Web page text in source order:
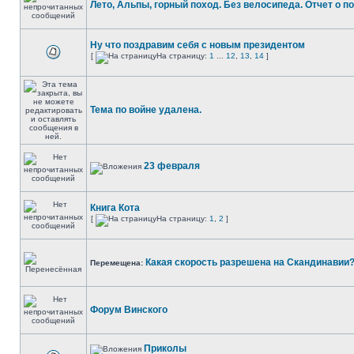
Лето, Альпы, горный поход. Без велосипеда. Отчет о
Ну что поздравим себя с новым президентом
[ На страницу: 1 12 13 14 ]
Тема по войне удалена.
23 февраля
Книга Кота
[ На страницу: 1 2 ]
Перемещена: Какая скорость разрешена на Скандинавии?
Форум Винского
Приколы